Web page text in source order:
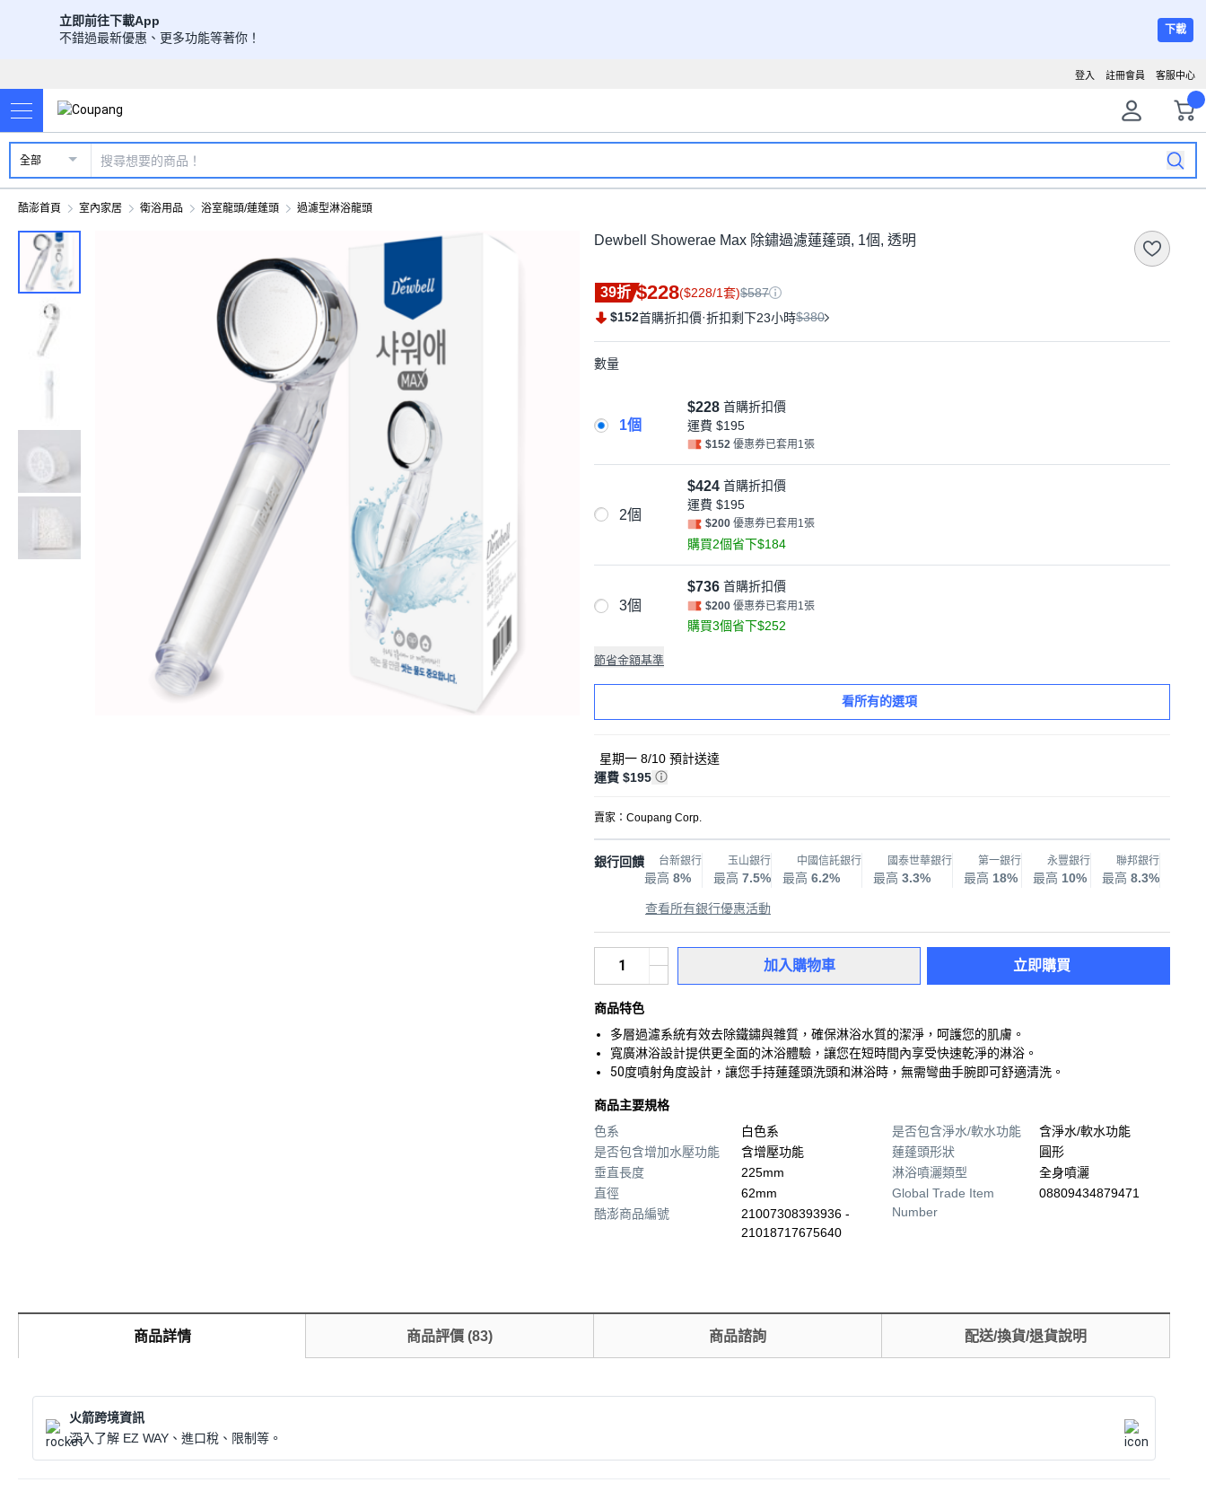
立即前往下載App
不錯過最新優惠、更多功能等著你！
下載
客服中心
註冊會員
登入
全部
酷澎首頁 室內家居 衛浴用品 浴室龍頭/蓮蓬頭 過濾型淋浴龍頭
Dewbell Showerae Max 除鏽過濾蓮蓬頭, 1個, 透明
39折 $228($228/1套)$587
$152首購折扣價·折扣剩下23小時$380
數量
1個
$228 首購折扣價
運費 $195
$152 優惠券已套用1張
2個
$424 首購折扣價
運費 $195
$200 優惠券已套用1張
購買2個省下$184
3個
$736 首購折扣價
$200 優惠券已套用1張
購買3個省下$252
節省金額基準
看所有的選項
星期一 8/10 預計送達
運費 $195
賣家： Coupang Corp.
銀行回饋 台新銀行
最高 8%
玉山銀行
最高 7.5%
中國信託銀行
最高 6.2%
國泰世華銀行
最高 3.3%
第一銀行
最高 18%
永豐銀行
最高 10%
聯邦銀行
最高 8.3%
查看所有銀行優惠活動
加入購物車 立即購買
商品特色
多層過濾系統有效去除鐵鏽與雜質，確保淋浴水質的潔淨，呵護您的肌膚。
寬廣淋浴設計提供更全面的沐浴體驗，讓您在短時間內享受快速乾淨的淋浴。
50度噴射角度設計，讓您手持蓮蓬頭洗頭和淋浴時，無需彎曲手腕即可舒適清洗。
商品主要規格
色系
白色系
是否包含增加水壓功能
含增壓功能
垂直長度
225mm
直徑
62mm
酷澎商品編號
21007308393936 -
21018717675640
是否包含淨水/軟水功能
含淨水/軟水功能
蓮蓬頭形狀
圓形
淋浴噴灑類型
全身噴灑
Global Trade Item
Number
08809434879471
商品詳情 商品評價 (83) 商品諮詢 配送/換貨/退貨說明
火箭跨境資訊
深入了解 EZ WAY、進口稅、限制等。